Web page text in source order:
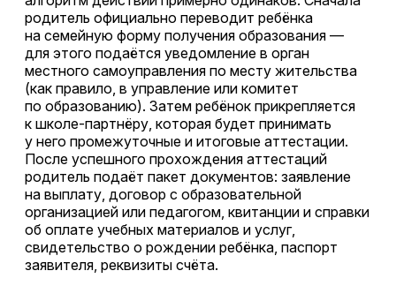
родитель официально переводит ребёнка
на семейную форму получения образования —
для этого подаётся уведомление в орган
местного самоуправления по месту жительства
(как правило, в управление или комитет
по образованию). Затем ребёнок прикрепляется
к школе-партнёру, которая будет принимать
у него промежуточные и итоговые аттестации.
После успешного прохождения аттестаций
родитель подаёт пакет документов: заявление
на выплату, договор с образовательной
организацией или педагогом, квитанции и справки
об оплате учебных материалов и услуг,
свидетельство о рождении ребёнка, паспорт
заявителя, реквизиты счёта.